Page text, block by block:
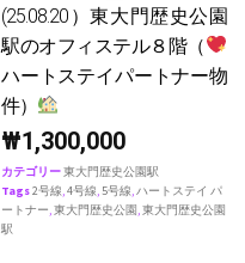
(25.08.20）東大門歴史公園
駅のオフィステル８階（
ハートステイパートナー物
件）
₩1,300,000
カテゴリー東大門歴史公園駅
Tags2号線,4号線, 5号線,ハートステイ パ
ートナー,東大門歴史公園,東大門歴史公園
駅